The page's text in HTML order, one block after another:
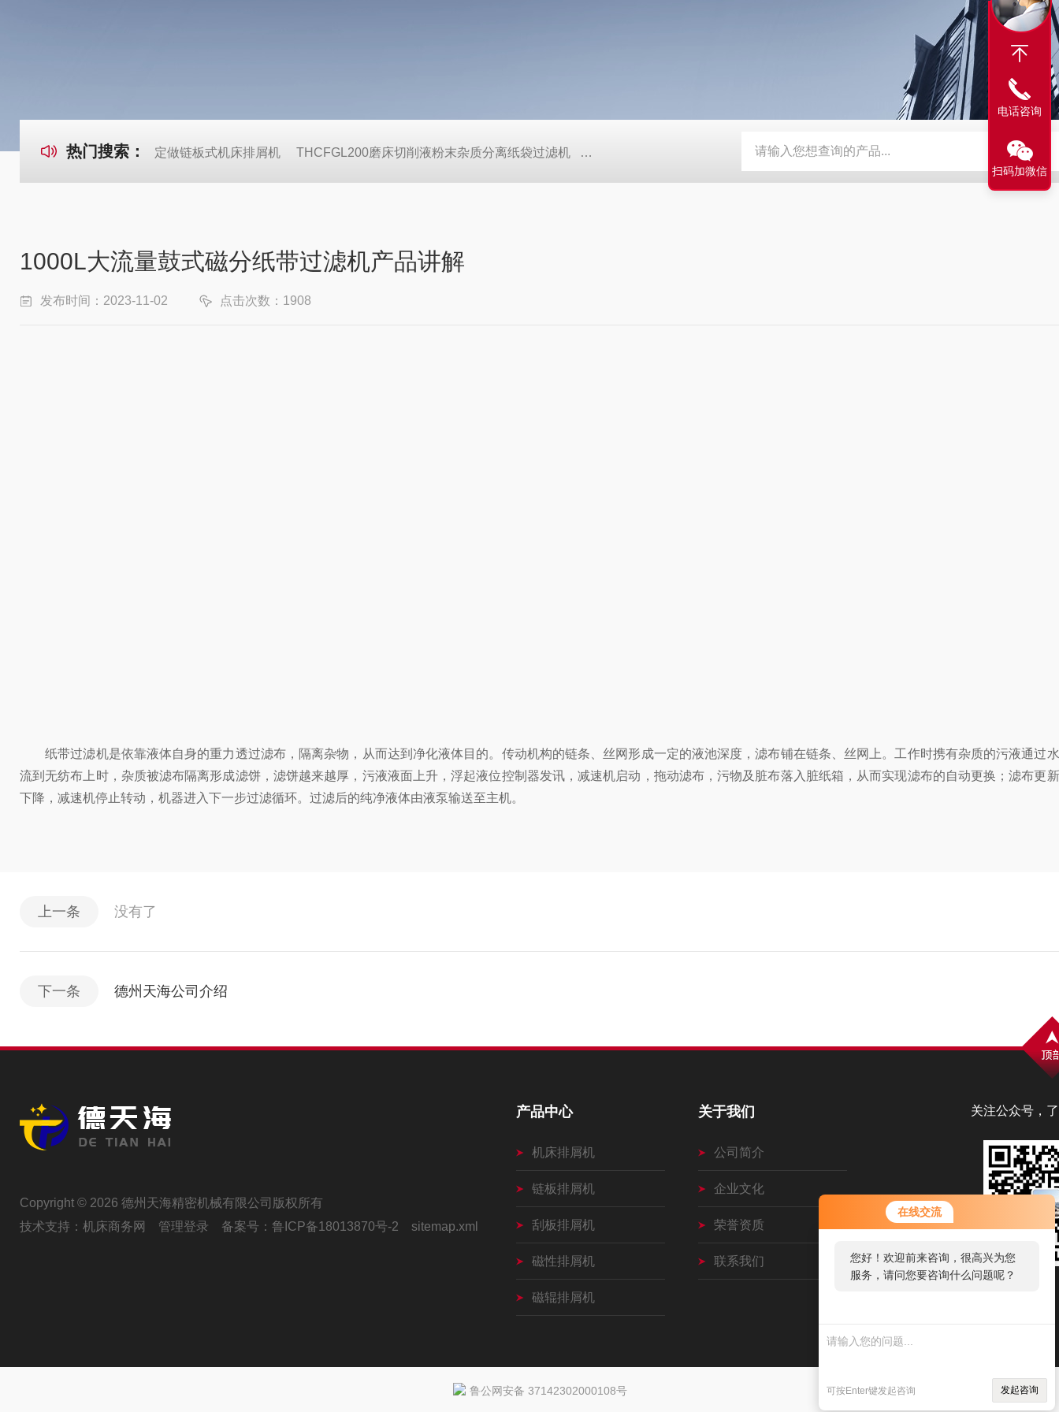
在线交流
您好！欢迎前来咨询，很高兴为您
服务，请问您要咨询什么问题呢？
可按Enter键发起咨询 发起咨询
热门搜索： 定做链板式机床排屑机 THCFGL200磨床切削液粉末杂质分离纸袋过滤机 定做机床链板式排屑器 定制磨床纸带过滤机 TH磨床切削液铁屑分离磁性分离器
1000L大流量鼓式磁分纸带过滤机产品讲解
发布时间：2023-11-02 点击次数：1908
纸带过滤机是依靠液体自身的重力透过滤布，隔离杂物，从而达到净化液体目的。传动机构的链条、丝网形成一定的液池深度，滤布铺在链条、丝网上。工作时携有杂质的污液通过
流到无纺布上时，杂质被滤布隔离形成滤饼，滤饼越来越厚，污液液面上升，浮起液位控制器发讯，减速机启动，拖动滤布，污物及脏布落入脏纸箱，从而实现滤布的自动更换；滤布更
下降，减速机停止转动，机器进入下一步过滤循环。过滤后的纯净液体由液泵输送至主机。
上一条 没有了
下一条 德州天海公司介绍
关注公众号，
Copyright © 2026 德州天海精密机械有限公司版权所有
技术支持： 机床商务网 管理登录 备案号： 鲁ICP备18013870号-2 sitemap.xml
产品中心
机床排屑机
链板排屑机
刮板排屑机
磁性排屑机
磁辊排屑机
关于我们
公司简介
企业文化
荣誉资质
联系我们
电话咨询
扫码加微信
鲁公网安备 37142302000108号